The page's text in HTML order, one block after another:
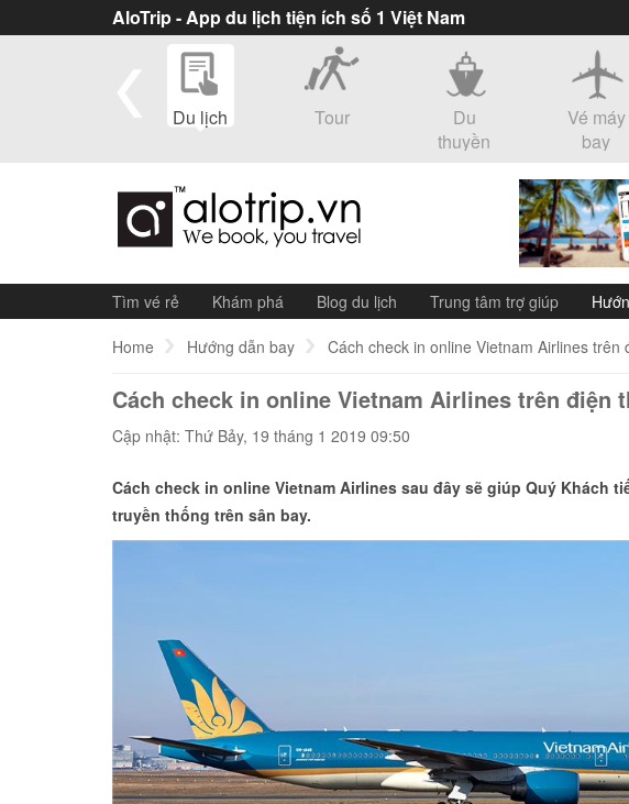
AloTrip - App du lịch tiện ích số 1 Việt Nam
Du lịch Tour
Du
thuyền
Vé máy
bay
Tìm vé rẻ Khám phá Blog du lịch Trung tâm trợ giúp
Home Hướng dẫn bay Cách check in online Vietnam Airlines trên
Cách check in online Vietnam Airlines trên điện
Cập nhật: Thứ Bảy, 19 tháng 1 2019 09:50
Cách check in online Vietnam Airlines sau đây sẽ giúp Quý
truyền thống trên sân bay.